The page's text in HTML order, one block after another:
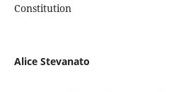
Constitution
Alice Stevanato